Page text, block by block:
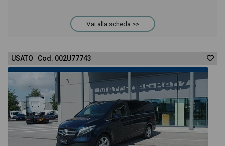
e6 troverai anche il listino prezzi, eventuale offerta e
rata consigliata per l'acquisto del veicolo.
Vai alla scheda >>
USATO Cod. 002U77743